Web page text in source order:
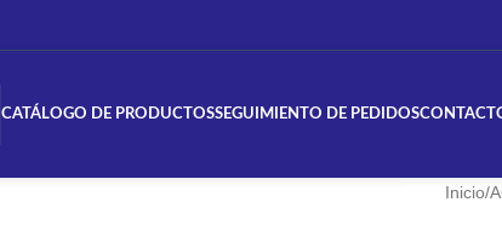
CATÁLOGO DE PRODUCTOSSEGUIMIENTO DE PEDIDOS
Inicio/